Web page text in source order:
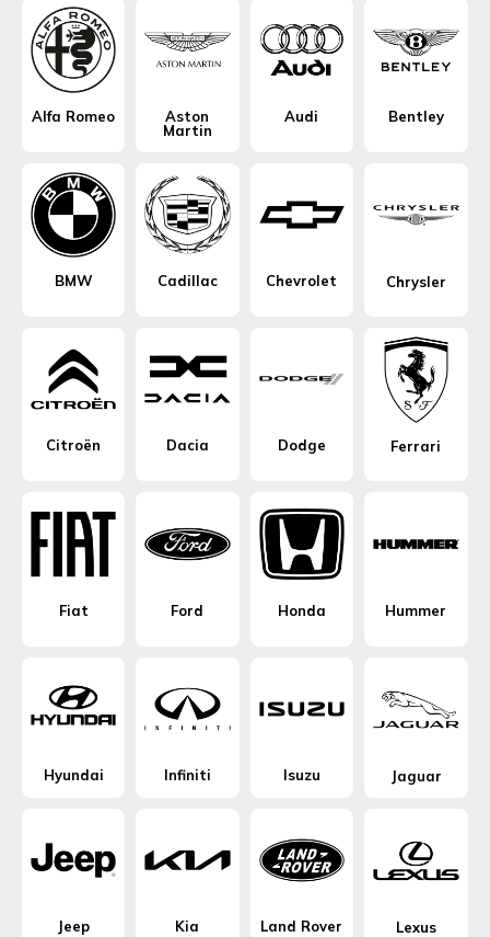
Alfa Romeo
Aston
Martin
Audi Bentley
BMW Cadillac Chevrolet Chrysler
Citroën Dacia Dodge Ferrari
Fiat Ford Honda Hummer
Hyundai Infiniti Isuzu Jaguar
Jeep Kia Land Rover Lexus